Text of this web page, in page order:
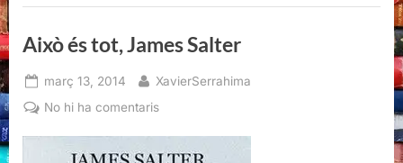
Això és tot, James Salter
Posted
on
març 13, 2014 By
XavierSerrahima
No hi ha comentarisa